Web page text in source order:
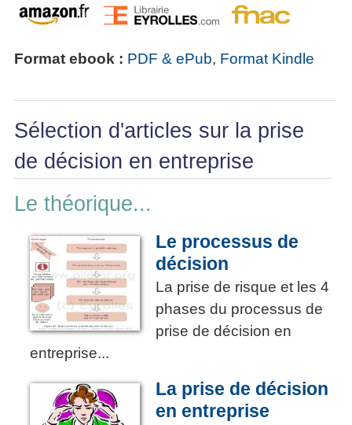
Format ebook : PDF & ePub, Format Kindle
Sélection d'articles sur la prise
de décision en entreprise
Le théorique...
Le processus de
décision
La prise de risque et les 4
phases du processus de
prise de décision en
entreprise...
La prise de décision
en entreprise